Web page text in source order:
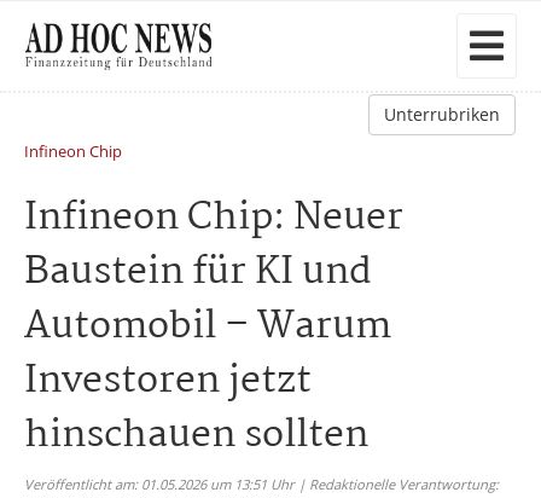
Unterrubriken
Infineon Chip
Infineon Chip: Neuer
Baustein für KI und
Automobil – Warum
Investoren jetzt
hinschauen sollten
Veröffentlicht am: 01.05.2026 um 13:51 Uhr | Redaktionelle Verantwortung: